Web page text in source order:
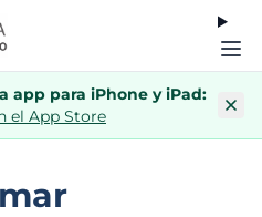
app para iPhone y iPad:
el App Store